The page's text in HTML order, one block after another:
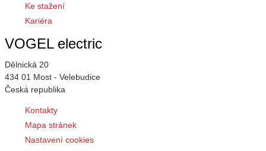
Ke stažení
Kariéra
VOGEL electric
Dělnická 20
434 01 Most - Velebudice
Česká republika
Kontakty
Mapa stránek
Nastavení cookies